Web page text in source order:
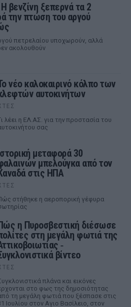
βενζίνη ξεπερνά τα 2
την πτώση του αργού
πετρελαίου υποχωρούν, αλλά
ακολουθούν
νέο καλοκαιρινό κόλπο των
αυτοκινήτων
λέει η ΕΛ.ΑΣ. για την προστασία του
σας
μεταφορά 30
μπελούγκα από τον
στις ΗΠΑ
στήθηκε η αεροπορική γέφυρα
η Πυροσβεστική διέσωσε
στη μεγάλη φωτιά της
‑
βίντεο
πλάνα και εικόνες
στο φως της δημοσιότητας
τη μεγάλη φωτιά που ξέσπασε στις
Ιουλίου στον Αγιο Βασίλειο, στον